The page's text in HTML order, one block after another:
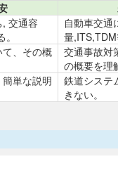
交通容
自動車交通
量,ITS,TDM
、その概
交通事故対
の概要を理
単な説明
鉄道システ
きない。